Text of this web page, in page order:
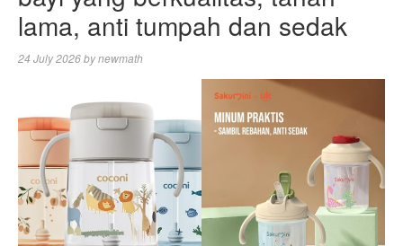
lama, anti tumpah dan sedak
24 July 2026bynewmath